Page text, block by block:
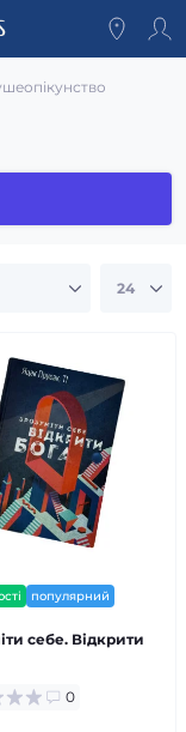
популярний
себе. Відкрити
0